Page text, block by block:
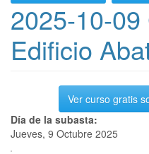
2025-10-09
Edificio
Ver curso gratis
Día de la subasta:
Jueves, 9 Octubre 2025